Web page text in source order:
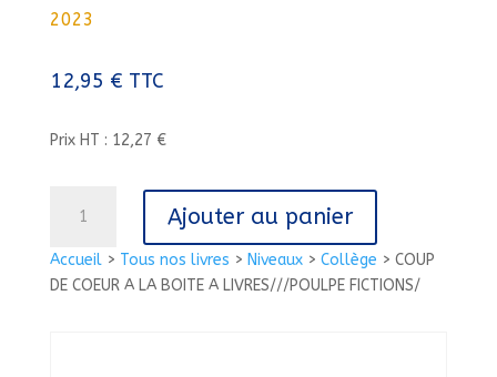
Accueil> Tous nos livres > Niveaux> Collège > COUP
DE COEUR A LA BOITE A LIVRES///POULPE FICTIONS/
2023
12,95 € TTC
Prix HT : 12,27 €
COUP
DE
Ajouter au panier